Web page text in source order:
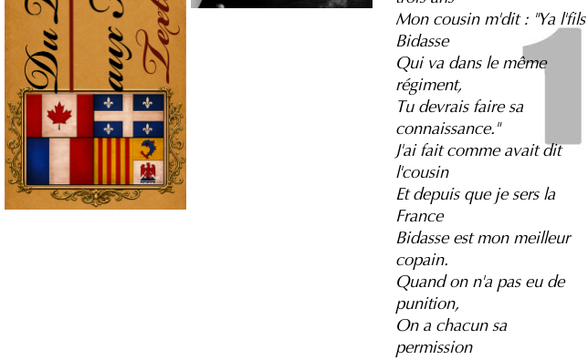
Mon cousin m'dit : "Ya l'fils
Bidasse
Qui va dans le même
régiment,
Tu devrais faire sa
connaissance."
J'ai fait comme avait dit
l'cousin
Et depuis que je sers la
France
Bidasse est mon meilleur
copain.
Quand on n'a pas eu de
punition,
On a chacun sa
permission